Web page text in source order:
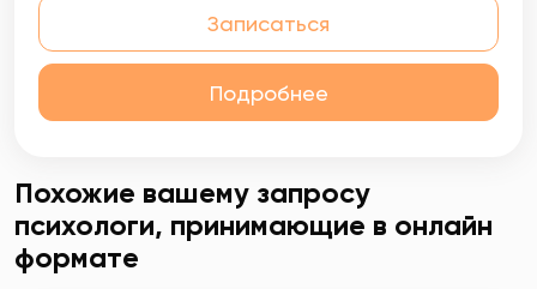
взаимоотношениями; сложностями в работе
и карьере; консультирование по вопросам
межличностного общения; переживание
сложных жизненных ситуаций.
Записаться
Подробнее
Похожие вашему запросу
психологи, принимающие в онлайн
формате